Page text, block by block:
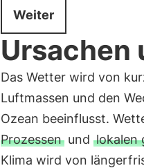
Weiter
Ursachen
Das Wetter wird von
Luftmassen und den
Ozean beeinflusst.
Prozessenund lokalen
Klima wird von